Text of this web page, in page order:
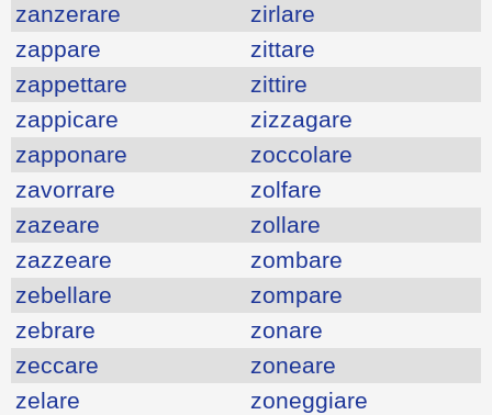
zanzerare
zirlare
zappare
zittare
zappettare
zittire
zappicare
zizzagare
zapponare
zoccolare
zavorrare
zolfare
zazeare
zollare
zazzeare
zombare
zebellare
zompare
zebrare
zonare
zeccare
zoneare
zelare
zoneggiare